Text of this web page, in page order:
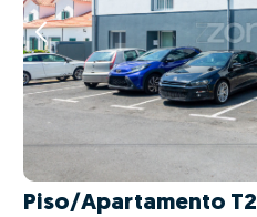
Piso/Apartamento T2